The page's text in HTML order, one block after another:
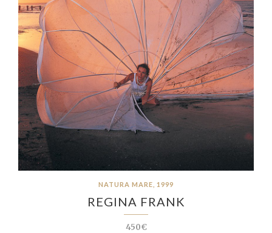
NATURA MARE, 1999
REGINA FRANK
450€